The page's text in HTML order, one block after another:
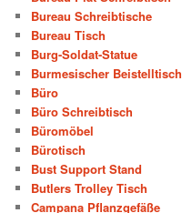
Bureau Schreibtische
Bureau Tisch
Burg-Soldat-Statue
Burmesischer Beistelltisch
Büro
Büro Schreibtisch
Büromöbel
Bürotisch
Bust Support Stand
Butlers Trolley Tisch
Campana Pflanzgefäße